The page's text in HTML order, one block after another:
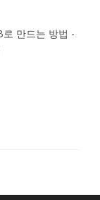
로 만드는 방법 -